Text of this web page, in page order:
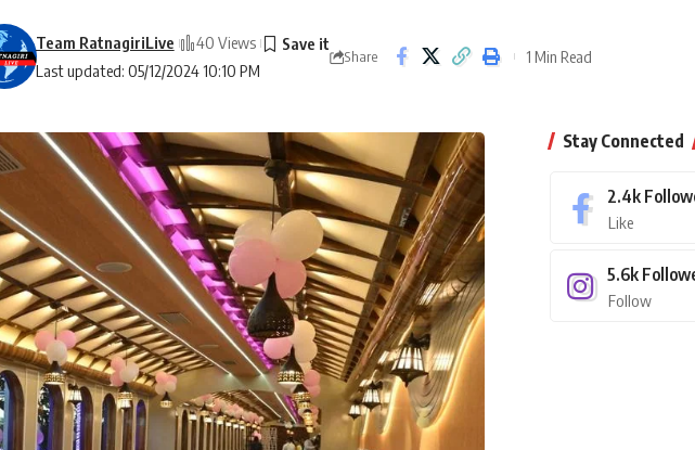
Last updated: 05/12/2024 10:10 PM
Team RatnagiriLive 40 Views
Share 1 Min Read
Stay Connected
2.4k
Like
5.6k
Follow